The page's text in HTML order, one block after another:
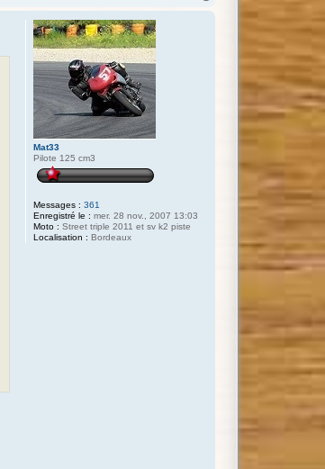
Mat33
Pilote 125 cm3
Messages : 361
Enregistré le : mer. 28 nov., 2007 13:03
Moto : Street triple 2011 et sv k2 piste
Localisation : Bordeaux